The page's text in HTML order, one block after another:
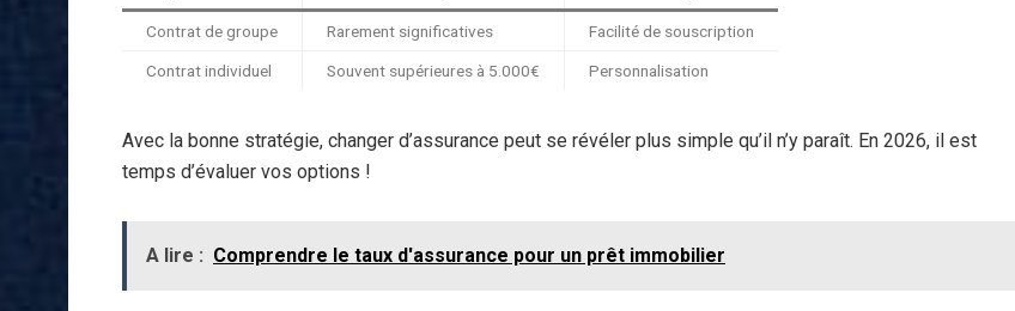
Contrat de groupe Rarement significatives Facilité de souscription
Contrat individuel Souvent supérieures à 5.000€ Personnalisation
Avec la bonne stratégie, changer d’assurance peut se révéler plus simple qu’il n’y paraît. En 2026, il est
temps d’évaluer vos options !
A lire : Comprendre le taux d'assurance pour un prêt immobilier